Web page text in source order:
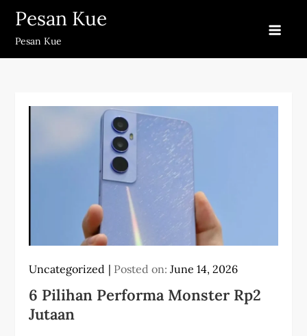
Skip
content
Pesan Kue
Pesan Kue
Uncategorized Posted on:June 14, 2026
6 Pilihan Performa Monster Rp2
Jutaan